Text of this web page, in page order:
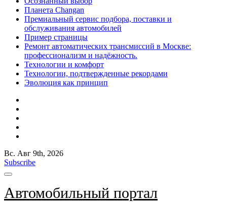
Планета Changan
Премиальный сервис подбора, поставки и
обслуживания автомобилей
Пример страницы
Ремонт автоматических трансмиссий в Москве:
профессионализм и надёжность.
Технологии и комфорт
Технологии, подтвержденные рекордами
Эволюция как принцип
Вс. Авг 9th, 2026
Subscribe
Автомобильный портал